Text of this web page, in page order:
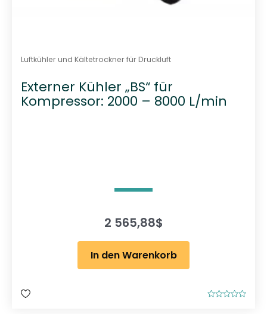
Luftkühler und Kältetrockner für Druckluft
Externer Kühler „BS“ für
Kompressor: 2000 – 8000 L/min
2 565,88$
In den Warenkorb